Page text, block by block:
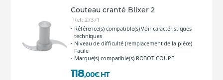
Couteau cranté Blixer 2
Ref: 27371
Référence(s) compatible(s) Voir caractéristiques
techniques
Niveau de difficulté (remplacement de la pièce)
Facile
Marque(s) compatible(s) ROBOT COUPE
118,00€ HT